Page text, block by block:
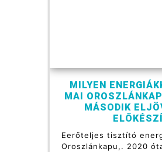
MILYEN
MAI
MÁSODIK
Eerőteljes tisztító
Oroszlánkapu,. 2020